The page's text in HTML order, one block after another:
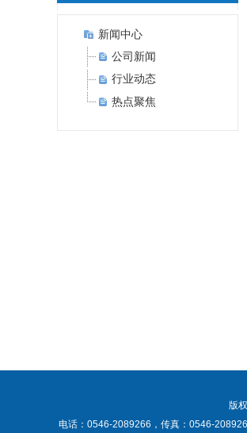
新闻中心
公司新闻
行业动态
热点聚焦
版
电话：0546-2089266，传真：0546-